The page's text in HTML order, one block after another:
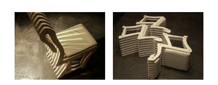
można
wybrać
na
stronie
produktu
ma
wiele
wariantów.
Opcje
można